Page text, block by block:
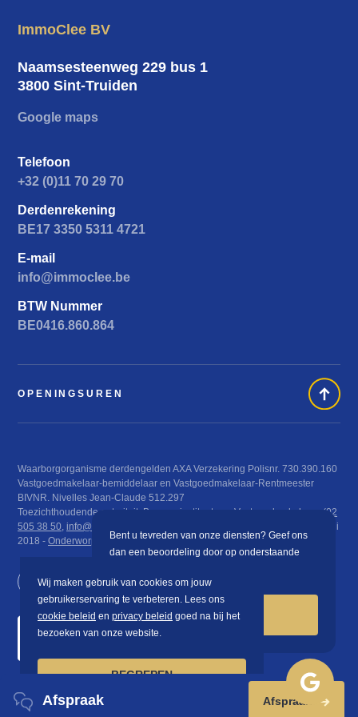
Contacteer ons voor meer informatie
of een bezichtiging ter plaatse.
Afspraak Afspraak
ImmoClee BV
Naamsesteenweg 229 bus 1
3800 Sint-Truiden
Google maps
Telefoon
+32 (0)11 70 29 70
Derdenrekening
BE17 3350 5311 4721
E-mail
info@immoclee.be
BTW Nummer
BE0416.860.864
OPENINGSUREN
Waarborgorganisme derdengelden AXA Verzekering Polisnr. 730.390.160
Vastgoedmakelaar-bemiddelaar en Vastgoedmakelaar-Rentmeester
BIVNR. Nivelles Jean-Claude 512.297
Toezichthoudende autoriteit: Beroepsinstituut van Vastgoedmakelaars (02
505 38 50, info@biv.be
), Luxemburgstraat 16 B te 1000 Brussel KB 29 juni
2018 - Onderworpen aan de deontologische code van het BIV
Wij maken gebruik van cookies om jouw
gebruikerservaring te verbeteren. Lees ons
cookie beleid en privacy beleid goed na bij het
bezoeken van onze website.
BEGREPEN
Bent u tevreden van onze diensten? Geef ons
dan een beoordeling door op onderstaande
BEOORDELEN